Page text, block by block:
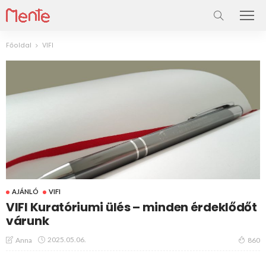
Főoldal VIFI
AJÁNLÓ VIFI
VIFI Kuratóriumi ülés – minden érdeklődőt
várunk
Anna 2025.05.06. 860